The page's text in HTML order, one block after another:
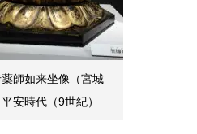
師如来坐像（宮城
安時代（9世紀）